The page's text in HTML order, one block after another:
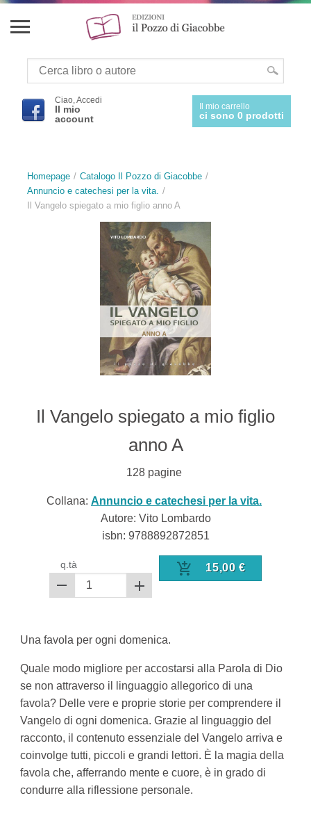
Ciao, Accedi
Il mio
account
Il mio carrello
ci sono 0 prodotti
Homepage
Catalogo Il Pozzo di Giacobbe
Annuncio e catechesi per la vita.
Il Vangelo spiegato a mio figlio anno A
Il Vangelo spiegato a mio figlio
anno A
128pagine
Collana: Annuncio e catechesi per la vita.
Autore: Vito Lombardo
isbn: 9788892872851
q.tà 15,00 €
Una favola per ogni domenica.
Quale modo migliore per accostarsi alla Parola di Dio
se non attraverso il linguaggio allegorico di una
favola? Delle vere e proprie storie per comprendere il
Vangelo di ogni domenica. Grazie al linguaggio del
racconto, il contenuto essenziale del Vangelo arriva e
coinvolge tutti, piccoli e grandi lettori. È la magia della
favola che, afferrando mente e cuore, è in grado di
condurre alla riflessione personale.